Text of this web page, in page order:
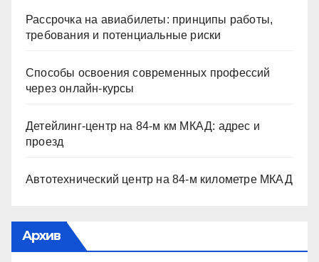
Рассрочка на авиабилеты: принципы работы,
требования и потенциальные риски
Способы освоения современных профессий
через онлайн-курсы
Детейлинг-центр на 84-м км МКАД: адрес и
проезд
Автотехнический центр на 84-м километре МКАД
Архив